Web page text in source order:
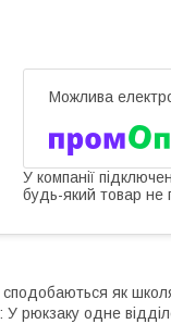
У компанії
будь-який товар не
сподобаються як
У рюкзаку одне